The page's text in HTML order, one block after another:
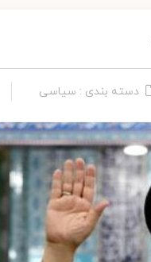
دسته بندی : سیاسی